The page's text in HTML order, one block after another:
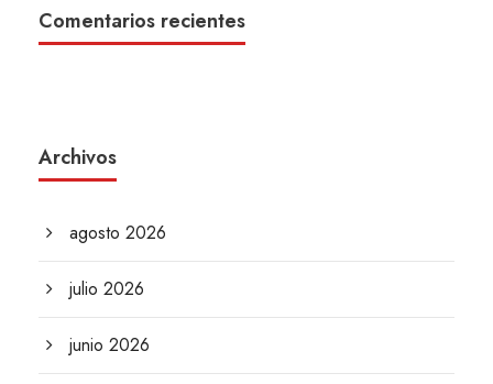
Comentarios recientes
Archivos
agosto 2026
julio 2026
junio 2026